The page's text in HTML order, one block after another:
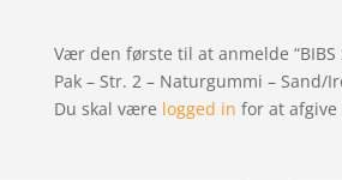
Vær den første til at anmelde “BIBS
Pak – Str. 2 – Naturgummi – Sand/
Du skal være logged in for at afgive